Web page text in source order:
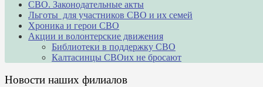
СВО. Законодательные акты
Льготы для участников СВО и их семей
Хроника и герои СВО
Акции и волонтерские движения
Библиотеки в поддержку СВО
Калтасинцы СВОих не бросают
Новости наших филиалов